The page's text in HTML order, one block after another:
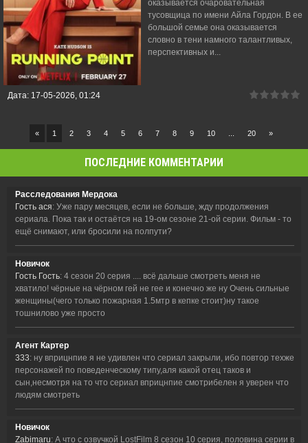
оказывается очаровательная
тусовщица по имени Айла Гордон. В ее
большой семье она оказывается
словно в тени намного талантливых,
перспективных и...
Дата: 17-05-2026, 01:24
« 1 2 3 4 5 6 7 8 9 10 20 »
ПОСЛЕДНИЕ КОММЕНТАРИИ
Расследования Мердока
Гость ася: Уже пару месяцев, если не больше, жду продолжения
сериала. Пока так и остаётся на 19-ом сезоне 21-ой серии. Фильм - то
ещё снимают, или бросили на полпути?
Новичок
Гость Гость: 4 сезон 20 серия .... всё дальше смотреть меня не
хватило! чёрные на чёрном гей не гее и конечно же ну Очень сильные
женщины(чего только пожарная 1.5мтр в кепке стоит)ну такое
тошнилово уже просто
Агент Картер
333: ну вприцнпие я не удивлен что сериал закрыли, ибо повтор техже
персонажей по поведенческому типу,аля какой отец таков и
сын,несмотря на то что сериал вприцнпие смотрибелен я уверен что
людям смотреть
Новичок
Zabimaru: А что с озвучкой LostFilm 8 сезон 10 серия, половина серии в